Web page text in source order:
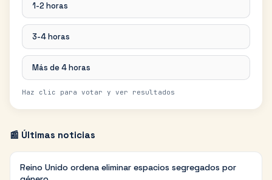
1-2 horas
3-4 horas
Más de 4 horas
Haz clic para votar y ver resultados
📰 Últimas noticias
Reino Unido ordena eliminar espacios segregados por